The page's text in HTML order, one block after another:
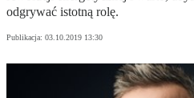
odgrywać istotną rolę.
Publikacja: 03.10.2019 13:30